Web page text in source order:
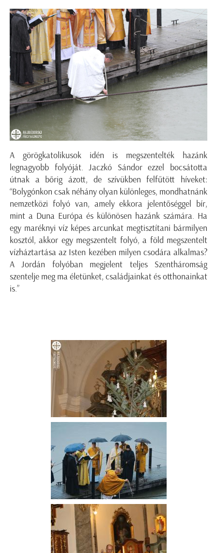
A görögkatolikusok idén is megszentelték hazánk
legnagyobb folyóját. Jaczkó Sándor ezzel bocsátotta
útnak a bőrig ázott, de szívükben felfűtött híveket:
“Bolygónkon csak néhány olyan különleges, mondhatnánk
nemzetközi folyó van, amely ekkora jelentőséggel bír,
mint a Duna Európa és különösen hazánk számára. Ha
egy maréknyi víz képes arcunkat megtisztítani bármilyen
kosztól, akkor egy megszentelt folyó, a föld megszentelt
vízháztartása az Isten kezében milyen csodára alkalmas?
A Jordán folyóban megjelent teljes Szentháromság
szentelje meg ma életünket, családjainkat és otthonainkat
is.”